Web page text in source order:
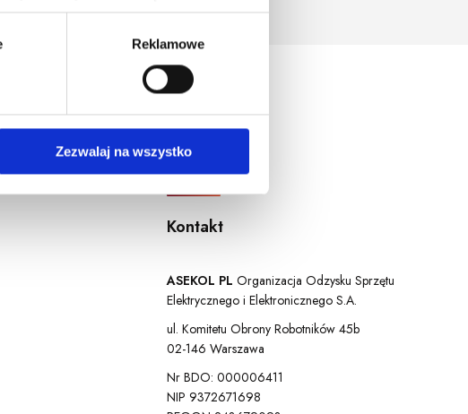
typ i wersja systemu operacyjnego.
Reklamowe
Zezwalaj na wszystko
Kontakt
ASEKOL PL Organizacja Odzysku Sprzętu
Elektrycznego i Elektronicznego S.A.
ul. Komitetu Obrony Robotników 45b
02-146 Warszawa
Nr BDO: 000006411
NIP 9372671698